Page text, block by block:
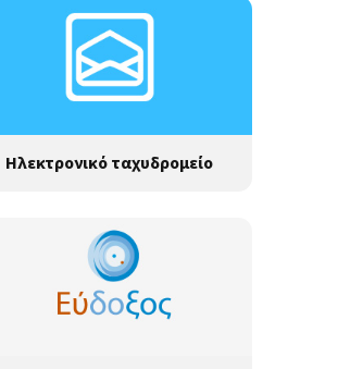
Ηλεκτρονικό ταχυδρομείο